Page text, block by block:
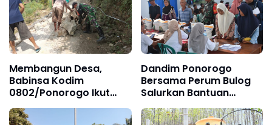
Membangun Desa,
Babinsa Kodim
0802/Ponorogo Ikut
Kerja Bakti Buat Jalan
Dandim Ponorogo
Bersama Perum Bulog
Salurkan Bantuan
Pangan Beras dan
Program SPHP